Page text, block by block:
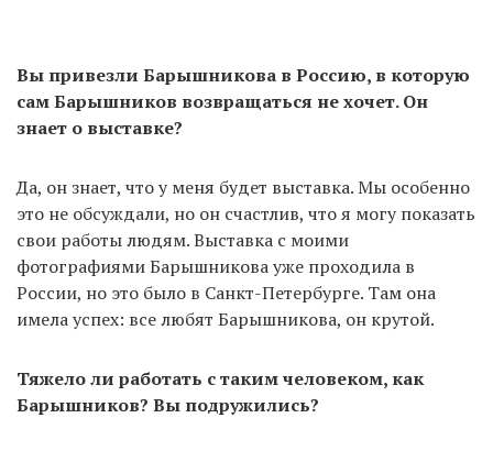
Вы привезли Барышникова в Россию, в которую
сам Барышников возвращаться не хочет. Он
знает о выставке?
Да, он знает, что у меня будет выставка. Мы особенно
это не обсуждали, но он счастлив, что я могу показать
свои работы людям. Выставка с моими
фотографиями Барышникова уже проходила в
России, но это было в Санкт-Петербурге. Там она
имела успех: все любят Барышникова, он крутой.
Тяжело ли работать с таким человеком, как
Барышников? Вы подружились?